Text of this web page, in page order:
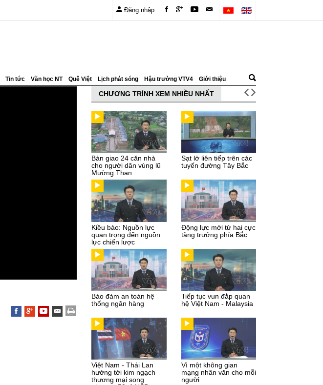
Đăng nhập
Tin tức Văn học NT Quê Việt Lịch phát sóng Hậu trường VTV4 Giới thiệu
CHƯƠNG TRÌNH XEM NHIỀU NHẤT
Bàn giao 24 căn nhà
cho người dân vùng lũ
Mường Than
Sạt lở liên tiếp trên các
tuyến đường Tây Bắc
Kiều bào: Nguồn lực
quan trọng đến nguồn
lực chiến lược
Động lực mới từ hai cực
tăng trưởng phía Bắc
Bảo đảm an toàn hệ
thống ngân hàng
Tiếp tục vun đắp quan
hệ Việt Nam - Malaysia
Việt Nam - Thái Lan
hướng tới kim ngạch
thương mại song
Vì một không gian
mạng nhân văn cho mỗi
người